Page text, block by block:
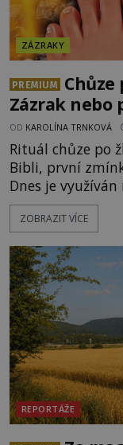
ZÁZRAKY
PREMIUM
Zázrak nebo
OD KAROLÍNA TRNKOVÁ
Rituál chůze po
Bibli, první
Dnes je
spirituální síly či
si při něm
ZOBRAZIT VÍCE
REPORTÁŽE